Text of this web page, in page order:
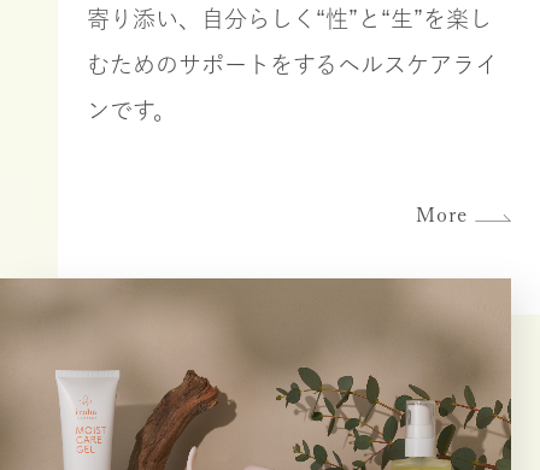
寄り添い、自分らしく“性”と“生”を楽し
むためのサポートをするヘルスケアライ
ンです。
More